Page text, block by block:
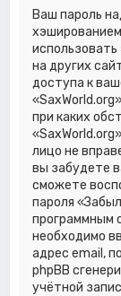
Ваш пароль
на других
доступа к
при каких
лицо не
вы забудете
сможете
пароля
программным
необходимо
адрес email,
phpBB
учётной